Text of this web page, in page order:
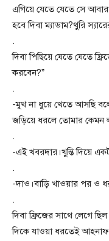
এগিয়ে যেতে যেতে সে
হবে দিবা ম্যাডাম?থুরি
.
দিবা পিছিয়ে যেতে যেতে
করবেন?”
.
-মুখ না ধুয়ে খেতে আসছি
জড়িয়ে ধরলে তোমার কেমন
.
-এই খবরদার।খুন্তি দিয়ে
.
-দাও।বাড়ি খাওয়ার পর ও
.
দিবা ফ্রিজের সাথে লেগে
দিকে যাওয়া ধরতেই